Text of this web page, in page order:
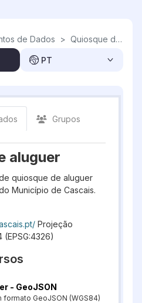
de Dados > Quiosque de aluguer
PT
Grupos
aluguer
quiosque de aluguer
Município de Cascais.
Projeção
- GeoJSON
GeoJSON (WGS84)